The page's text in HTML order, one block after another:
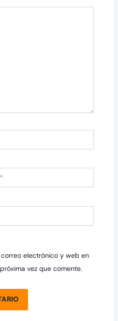
electrónico y web en
vez que comente.